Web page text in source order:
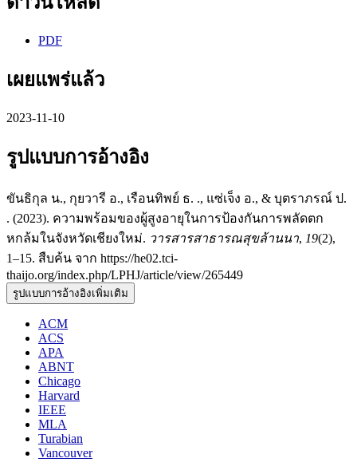
PDF
เผยแพร่แล้ว
2023-11-10
รูปแบบการอ้างอิง
ขันธิกุล น., กุยวารี อ., เรือนทิพย์ ธ. ., แซ่เจ็ง อ., & บุตราภรณ์ ป.
. (2023). ความพร้อมของผู้สูงอายุในการป้องกันการพลัดตก
หกล้มในจังหวัดเชียงใหม่. วารสารสาธารณสุขล้านนา, 19(2),
1–15. สืบค้น จาก https://he02.tci-
thaijo.org/index.php/LPHJ/article/view/265449
รูปแบบการอ้างอิงเพิ่มเติม
ACM
ACS
APA
ABNT
Chicago
Harvard
IEEE
MLA
Turabian
Vancouver